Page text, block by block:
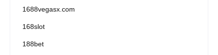
1688vegasx.com
168slot
188bet